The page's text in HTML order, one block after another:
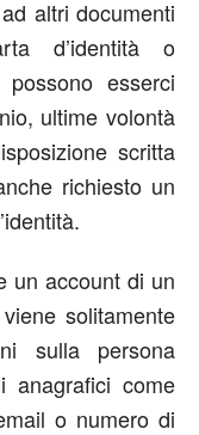
altri documenti
d’identità o
esserci
ultime volontà
scritta
richiesto un
un account di un
solitamente
sulla persona
anagrafici come
o numero di